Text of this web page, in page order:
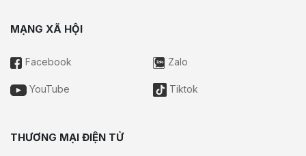
MẠNG XÃ HỘI
Facebook Zalo
YouTube Tiktok
THƯƠNG MẠI ĐIỆN TỬ